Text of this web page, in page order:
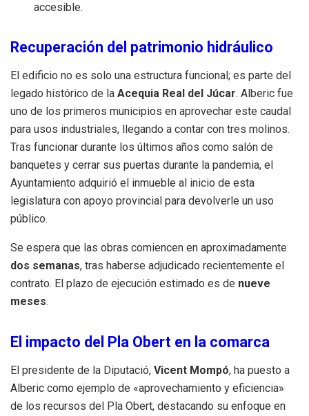
accesible.
Recuperación del patrimonio hidráulico
El edificio no es solo una estructura funcional; es parte del
legado histórico de la Acequia Real del Júcar. Alberic fue
uno de los primeros municipios en aprovechar este caudal
para usos industriales, llegando a contar con tres molinos.
Tras funcionar durante los últimos años como salón de
banquetes y cerrar sus puertas durante la pandemia, el
Ayuntamiento adquirió el inmueble al inicio de esta
legislatura con apoyo provincial para devolverle un uso
público.
Se espera que las obras comiencen en aproximadamente
dos semanas, tras haberse adjudicado recientemente el
contrato. El plazo de ejecución estimado es de nueve
meses.
El impacto del Pla Obert en la comarca
El presidente de la Diputació, Vicent Mompó, ha puesto a
Alberic como ejemplo de «aprovechamiento y eficiencia»
de los recursos del Pla Obert, destacando su enfoque en